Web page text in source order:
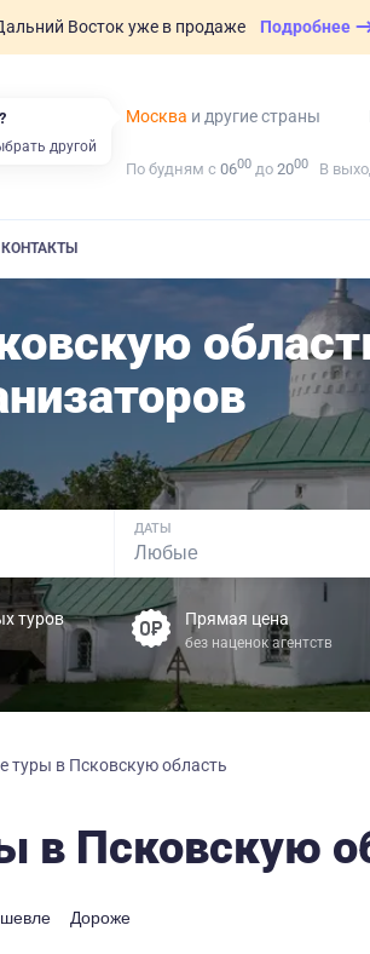
Восток уже в продаже Подробнее
Москва и другие страны
По будням с 0600 до 2000 В
КОНТАКТЫ
ДАТЫ
туров Прямая цена
без наценок агентств
туры в Псковскую область
в Псковскую
Дороже
другой